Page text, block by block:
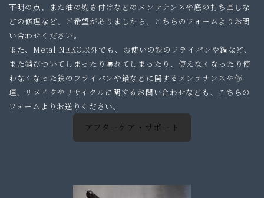
不明の点、また油の焼き付けなどのメンテナンスや底の打ち直しな
どの修理など、ご希望がありましたら、こちらのフォームよりお問
い合わせください。
また、Metal NEKO以外でも、お使いの鉄のフライパンや鍋など、
また錆びついてしまったり壊れてしまったり、使えなくなったり使
わなくなった鉄のフライパンや鍋などに関するメンテナンスや修
理、リメイクやリサイクルに関するお問い合わせなども、こちらの
フォームよりお送りください。
アフターケア・サポート